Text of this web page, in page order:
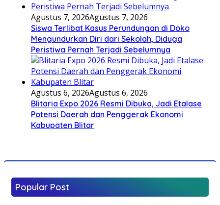
Agustus 7, 2026Agustus 7, 2026
Siswa Terlibat Kasus Perundungan di Doko
Mengundurkan Diri dari Sekolah, Diduga
Peristiwa Pernah Terjadi Sebelumnya
Agustus 6, 2026Agustus 6, 2026
Blitaria Expo 2026 Resmi Dibuka, Jadi Etalase
Potensi Daerah dan Penggerak Ekonomi
Kabupaten Blitar
Popular Post